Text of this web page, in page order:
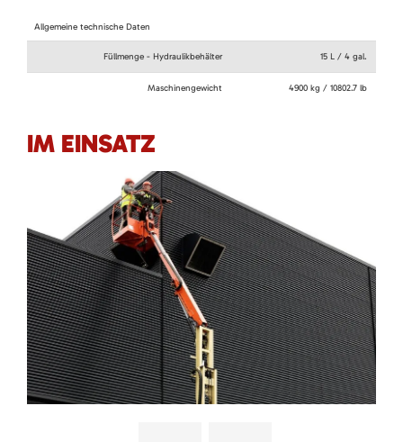
Allgemeine technische Daten
Füllmenge - Hydraulikbehälter 15 L / 4 gal.
Maschinengewicht 4900 kg / 10802.7 lb
IM EINSATZ